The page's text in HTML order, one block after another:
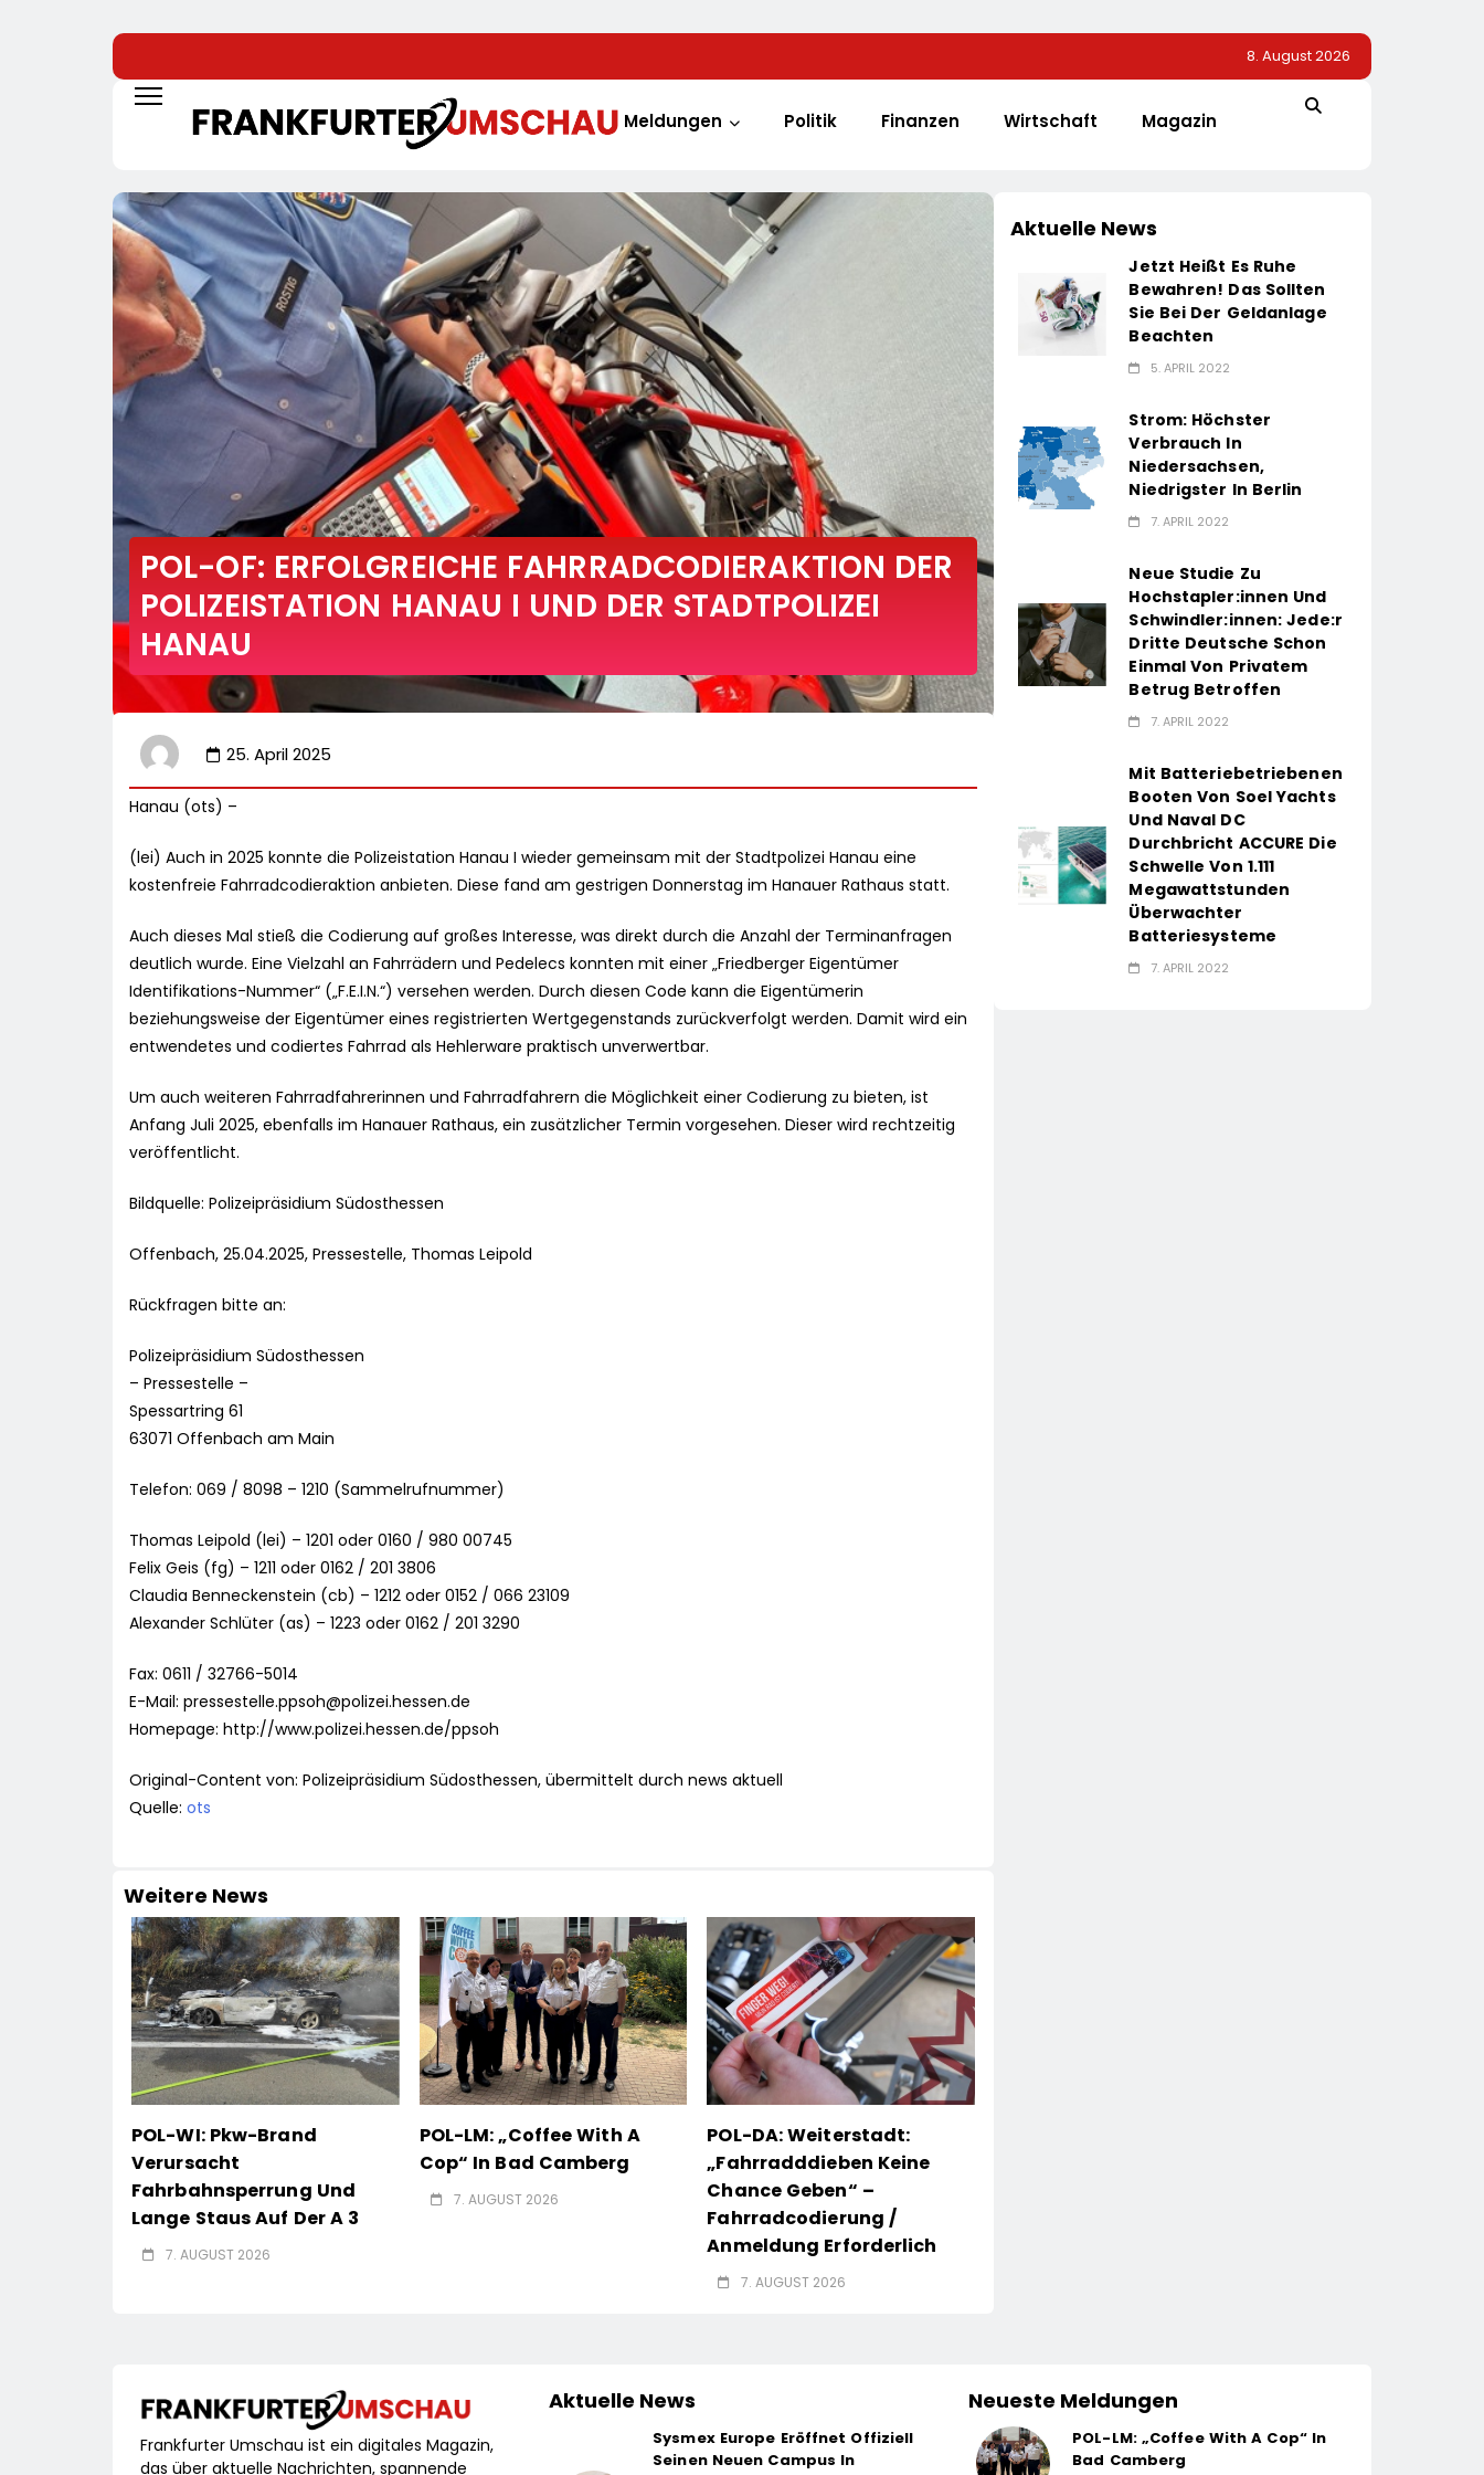
8. August 2026
Meldungen Politik Finanzen Wirtschaft Magazin
POL-OF: ERFOLGREICHE FAHRRADCODIERAKTION DER
POLIZEISTATION HANAU I UND DER STADTPOLIZEI
HANAU
25. April 2025
Hanau (ots) –
(lei) Auch in 2025 konnte die Polizeistation Hanau I wieder gemeinsam mit der Stadtpolizei Hanau eine
kostenfreie Fahrradcodieraktion anbieten. Diese fand am gestrigen Donnerstag im Hanauer Rathaus statt.
Auch dieses Mal stieß die Codierung auf großes Interesse, was direkt durch die Anzahl der Terminanfragen
deutlich wurde. Eine Vielzahl an Fahrrädern und Pedelecs konnten mit einer „Friedberger Eigentümer
Identifikations-Nummer“ („F.E.I.N.“) versehen werden. Durch diesen Code kann die Eigentümerin
beziehungsweise der Eigentümer eines registrierten Wertgegenstands zurückverfolgt werden. Damit wird ein
entwendetes und codiertes Fahrrad als Hehlerware praktisch unverwertbar.
Um auch weiteren Fahrradfahrerinnen und Fahrradfahrern die Möglichkeit einer Codierung zu bieten, ist
Anfang Juli 2025, ebenfalls im Hanauer Rathaus, ein zusätzlicher Termin vorgesehen. Dieser wird rechtzeitig
veröffentlicht.
Bildquelle: Polizeipräsidium Südosthessen
Offenbach, 25.04.2025, Pressestelle, Thomas Leipold
Rückfragen bitte an:
Polizeipräsidium Südosthessen
– Pressestelle –
Spessartring 61
63071 Offenbach am Main
Telefon: 069 / 8098 – 1210 (Sammelrufnummer)
Thomas Leipold (lei) – 1201 oder 0160 / 980 00745
Felix Geis (fg) – 1211 oder 0162 / 201 3806
Claudia Benneckenstein (cb) – 1212 oder 0152 / 066 23109
Alexander Schlüter (as) – 1223 oder 0162 / 201 3290
Fax: 0611 / 32766-5014
E-Mail: pressestelle.ppsoh@polizei.hessen.de
Homepage: http://www.polizei.hessen.de/ppsoh
Original-Content von: Polizeipräsidium Südosthessen, übermittelt durch news aktuell
Quelle: ots
Weitere News
POL-WI: Pkw-Brand
Verursacht
Fahrbahnsperrung Und
Lange Staus Auf Der A 3
7. AUGUST 2026
POL-LM: „Coffee With A
Cop“ In Bad Camberg
7. AUGUST 2026
POL-DA: Weiterstadt:
„Fahrradddieben Keine
Chance Geben“ –
Fahrradcodierung /
Anmeldung Erforderlich
7. AUGUST 2026
Aktuelle News
Jetzt Heißt Es Ruhe
Bewahren! Das Sollten
Sie Bei Der Geldanlage
Beachten
5. APRIL 2022
Strom: Höchster
Verbrauch In
Niedersachsen,
Niedrigster In Berlin
7. APRIL 2022
Neue Studie Zu
Hochstapler:innen Und
Schwindler:innen: Jede:r
Dritte Deutsche Schon
Einmal Von Privatem
Betrug Betroffen
7. APRIL 2022
Mit Batteriebetriebenen
Booten Von Soel Yachts
Und Naval DC
Durchbricht ACCURE Die
Schwelle Von 1.111
Megawattstunden
Überwachter
Batteriesysteme
7. APRIL 2022
Frankfurter Umschau ist ein digitales Magazin,
das über aktuelle Nachrichten, spannende
Aktuelle News
Sysmex Europe Eröffnet Offiziell
Seinen Neuen Campus In
Neueste Meldungen
POL-LM: „Coffee With A Cop“ In
Bad Camberg